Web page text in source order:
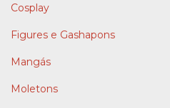
Cosplay
Figures e Gashapons
Mangás
Moletons